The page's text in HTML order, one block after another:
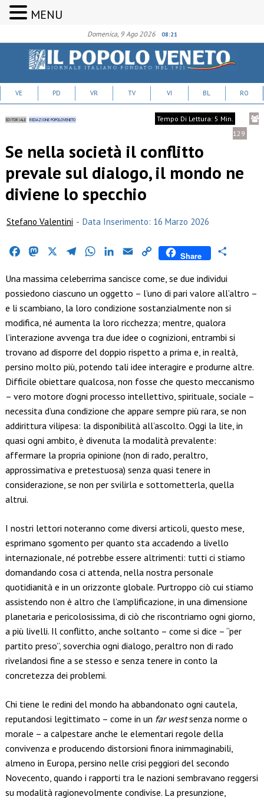
Domenica, 9 Ago 2026 08:21
VE PD VR TV VI BL RO
EDITORIALE REDAZIONE POPOLOVENETO
Tempo Di Lettura: 5 Min.
129
Se nella società il conflitto
prevale sul dialogo, il mondo ne
diviene lo specchio
Stefano Valentini - Data Inserimento: 16 Marzo 2026
FacebookMastodon TelegramWhatsAppLinkedIn
Email Copy
Share
Una massima celeberrima sancisce come, se due individui
possiedono ciascuno un oggetto – l’uno di pari valore all’altro –
e li scambiano, la loro condizione sostanzialmente non si
modifica, né aumenta la loro ricchezza; mentre, qualora
l’interazione avvenga tra due idee o cognizioni, entrambi si
trovano ad disporre del doppio rispetto a prima e, in realtà,
persino molto più, potendo tali idee interagire e produrne altre.
Difficile obiettare qualcosa, non fosse che questo meccanismo
– vero motore d’ogni processo intellettivo, spirituale, sociale –
necessita d’una condizione che appare sempre più rara, se non
addirittura vilipesa: la disponibilità all’ascolto. Oggi la lite, in
quasi ogni ambito, è divenuta la modalità prevalente:
affermare la propria opinione (non di rado, peraltro,
approssimativa e pretestuosa) senza quasi tenere in
considerazione, se non per svilirla e sottometterla, quella
altrui.
I nostri lettori noteranno come diversi articoli, questo mese,
esprimano sgomento per quanto sta accadendo a livello
internazionale, né potrebbe essere altrimenti: tutti ci stiamo
domandando cosa ci attenda, nella nostra personale
quotidianità e in un orizzonte globale. Purtroppo ciò cui stiamo
assistendo non è altro che l’amplificazione, in una dimensione
planetaria e pericolosissima, di ciò che riscontriamo ogni giorno,
a più livelli. Il conflitto, anche soltanto – come si dice – “per
partito preso”, soverchia ogni dialogo, peraltro non di rado
rivelandosi fine a se stesso e senza tenere in conto la
concretezza dei problemi.
Chi tiene le redini del mondo ha abbandonato ogni cautela,
reputandosi legittimato – come in un far westsenza norme o
morale – a calpestare anche le elementari regole della
convivenza e producendo distorsioni finora inimmaginabili,
almeno in Europa, persino nelle crisi peggiori del secondo
Novecento, quando i rapporti tra le nazioni sembravano reggersi
su modalità ragionevolmente condivise. La presunzione,
MENU